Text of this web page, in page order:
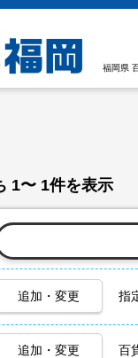
福岡県
1〜 1件を表示
追加・変更 指
追加・変更 百